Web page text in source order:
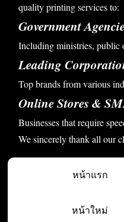
quality printing services to:
Government
Including ministries, public
Leading
Top brands from various
Online Stores &
Businesses that require
We sincerely thank all our
หน้าแรก
หน้าใหม่